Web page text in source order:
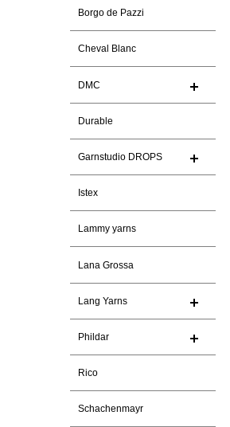
Borgo de Pazzi
Cheval Blanc
DMC
Durable
Garnstudio DROPS
Istex
Lammy yarns
Lana Grossa
Lang Yarns
Phildar
Rico
Schachenmayr
23-7-2026
Magnolia Ranch
Snelle levering en een keurig
pakket Ga er weer leuke pakket
van maken voor de markt.